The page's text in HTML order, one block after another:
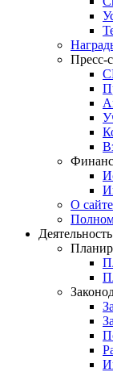
Пресс-
О сайте
Деятельность